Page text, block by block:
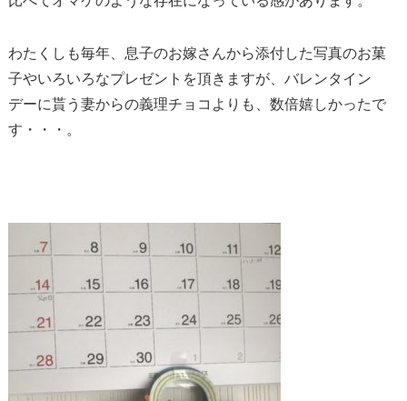
わたくしも毎年、息子のお嫁さんから添付した写真のお菓
子やいろいろなプレゼントを頂きますが、バレンタイン
デーに貰う妻からの義理チョコよりも、数倍嬉しかったで
す・・・。